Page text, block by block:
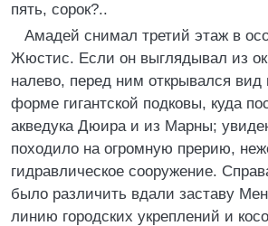
пять, сорок?..
Амадей снимал третий этаж в
Жюстис. Если он выглядывал из
налево, перед ним открывался вид
форме гигантской подковы, куда
акведука Дюира и из Марны;
походило на огромную прерию,
гидравлическое сооружение.
было различить вдали заставу
линию городских укреплений и